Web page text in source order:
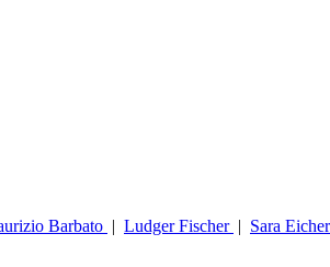
Barbato | Ludger Fischer | Sara Eicher